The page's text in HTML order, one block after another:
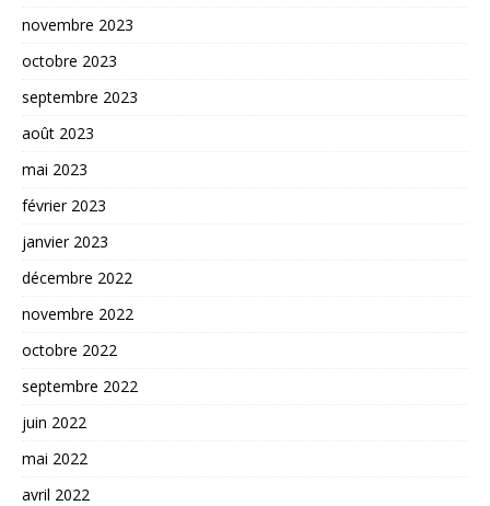
novembre 2023
octobre 2023
septembre 2023
août 2023
mai 2023
février 2023
janvier 2023
décembre 2022
novembre 2022
octobre 2022
septembre 2022
juin 2022
mai 2022
avril 2022